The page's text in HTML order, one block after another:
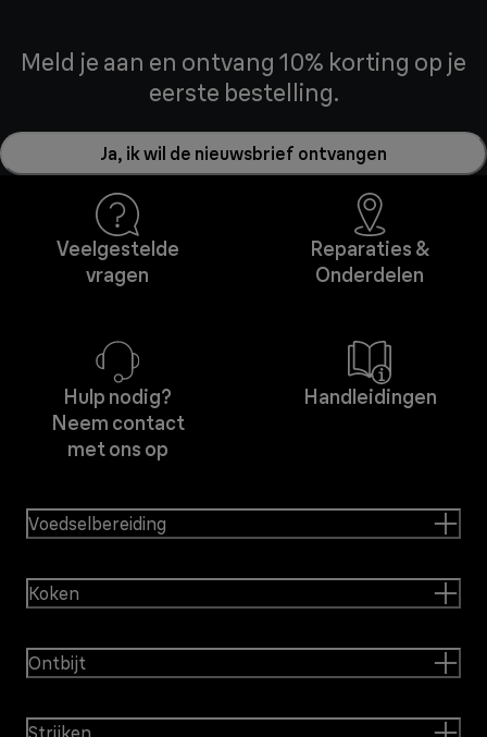
Meld je aan en ontvang 10% korting op je
eerste bestelling.
Ja, ik wil de nieuwsbrief ontvangen
Veelgestelde
vragen
Reparaties &
Onderdelen
Hulp nodig?
Neem contact
met ons op
Handleidingen
Voedselbereiding
Koken
Ontbijt
Strijken